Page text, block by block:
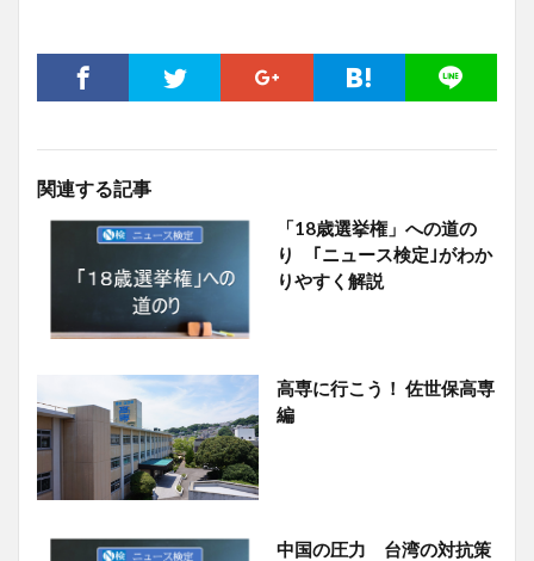
関連する記事
「18歳選挙権」への道の
り ｢ニュース検定｣がわか
りやすく解説
高専に行こう！ 佐世保高専
編
中国の圧力 台湾の対抗策